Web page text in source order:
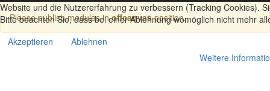
Please publish modules inoffcanvasposition.
Website und die Nutzererfahrung zu verbessern (Tracking Cookies).
Bitte beachten Sie, dass bei einer Ablehnung womöglich nicht mehr
Akzeptieren
Ablehnen
Weitere